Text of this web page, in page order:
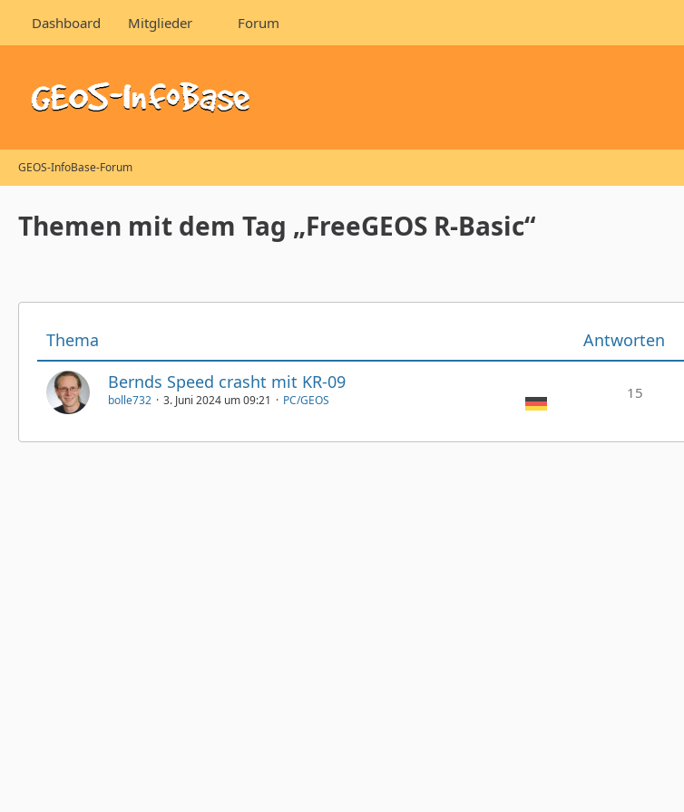
Dashboard Mitglieder Forum
GEOS-InfoBase-Forum
Themen mit dem Tag „FreeGEOS R-Basic“
Thema Antworten
Bernds Speed crasht mit KR-09
bolle732 3. Juni 2024 um 09:21 PC/GEOS 15